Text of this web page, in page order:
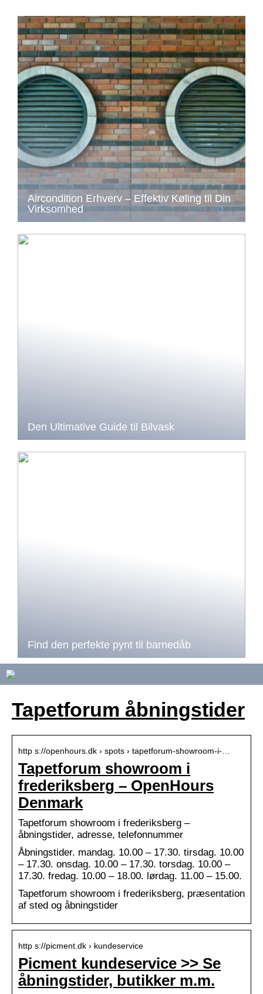
Aircondition Erhverv – Effektiv Køling til Din
Virksomhed
Den Ultimative Guide til Bilvask
Find den perfekte pynt til barnedåb
Tapetforum åbningstider
http s://openhours.dk › spots › tapetforum-showroom-i-…
Tapetforum showroom i
frederiksberg – OpenHours
Denmark
Tapetforum showroom i frederiksberg –
åbningstider, adresse, telefonnummer
Åbningstider. mandag. 10.00 – 17.30. tirsdag. 10.00
– 17.30. onsdag. 10.00 – 17.30. torsdag. 10.00 –
17.30. fredag. 10.00 – 18.00. lørdag. 11.00 – 15.00.
Tapetforum showroom i frederiksberg, præsentation
af sted og åbningstider
http s://picment.dk › kundeservice
Picment kundeservice >> Se
åbningstider, butikker m.m.